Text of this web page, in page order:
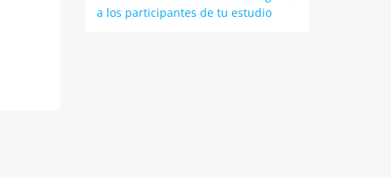
a los participantes de tu estudio